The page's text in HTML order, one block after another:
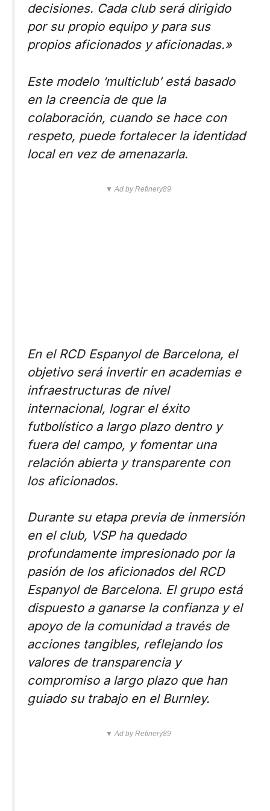
decisiones. Cada club será dirigido
por su propio equipo y para sus
propios aficionados y aficionadas.»
Este modelo ‘multiclub’ está basado
en la creencia de que la
colaboración, cuando se hace con
respeto, puede fortalecer la identidad
local en vez de amenazarla.
▼ Ad by Refinery89
En el RCD Espanyol de Barcelona, el
objetivo será invertir en academias e
infraestructuras de nivel
internacional, lograr el éxito
futbolístico a largo plazo dentro y
fuera del campo, y fomentar una
relación abierta y transparente con
los aficionados.
Durante su etapa previa de inmersión
en el club, VSP ha quedado
profundamente impresionado por la
pasión de los aficionados del RCD
Espanyol de Barcelona. El grupo está
dispuesto a ganarse la confianza y el
apoyo de la comunidad a través de
acciones tangibles, reflejando los
valores de transparencia y
compromiso a largo plazo que han
guiado su trabajo en el Burnley.
▼ Ad by Refinery89